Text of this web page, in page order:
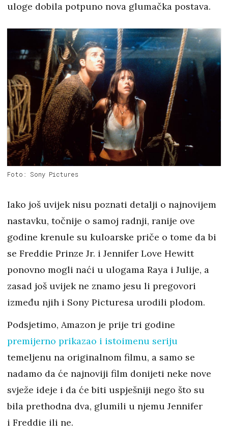
uloge dobila potpuno nova glumačka postava.
Foto: Sony Pictures
Iako još uvijek nisu poznati detalji o najnovijem
nastavku, točnije o samoj radnji, ranije ove
godine krenule su kuloarske priče o tome da bi
se Freddie Prinze Jr. i Jennifer Love Hewitt
ponovno mogli naći u ulogama Raya i Julije, a
zasad još uvijek ne znamo jesu li pregovori
između njih i Sony Picturesa urodili plodom.
Podsjetimo, Amazon je prije tri godine
premijerno prikazao i istoimenu seriju
temeljenu na originalnom filmu, a samo se
nadamo da će najnoviji film donijeti neke nove
svježe ideje i da će biti uspješniji nego što su
bila prethodna dva, glumili u njemu Jennifer
i Freddie ili ne.